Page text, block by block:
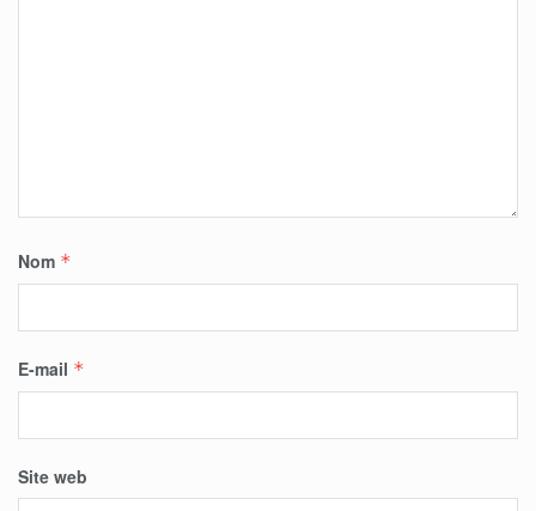
Nom *
E-mail *
Site web